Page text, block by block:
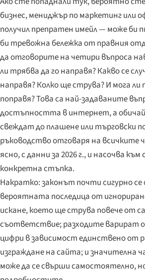
бизнес, мениджър по маркетинг или
получил препратен имейл — може би
би тревожна бележка от правния
да отговорите на четири въпроса
ли трябва да го направя? Какво се
направя? Колко ще струва? И мога ли
поправя? Това са най-задаваните
достъпността в интернет, а
свеждат до плашене или търговски
ръководство отговаря на всичките
ясно, с данни за 2026 г., и насочва
конкретна стъпка.
Накратко: законът почти сигурно се
вероятната последица от
искане, което ще струва повече от
съответствие; разходите варират
цифри в зависимост единствено от
изграждане на сайта; и значителна
може да се свърши самостоятелно,